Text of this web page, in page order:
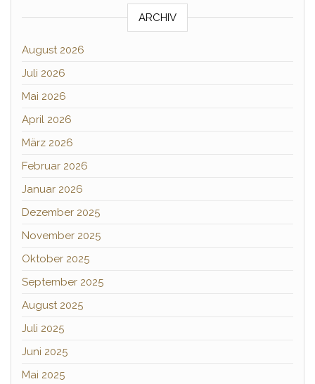
ARCHIV
August 2026
Juli 2026
Mai 2026
April 2026
März 2026
Februar 2026
Januar 2026
Dezember 2025
November 2025
Oktober 2025
September 2025
August 2025
Juli 2025
Juni 2025
Mai 2025